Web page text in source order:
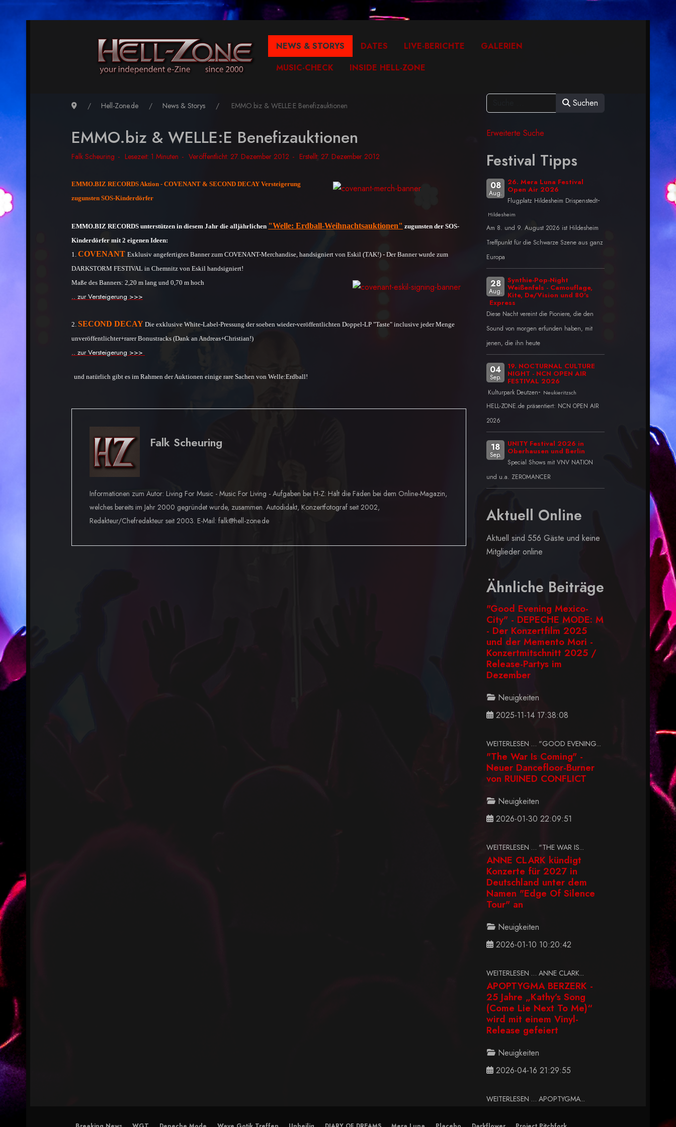
NEWS & STORYS DATES LIVE-BERICHTE
GALERIEN
MUSIC-CHECK
INSIDE HELL-ZONE
Hell-Zone.de News & Storys EMMO.biz & WELLE:E Benefizauktionen
EMMO.biz & WELLE:E Benefizauktionen
Falk Scheuring Lesezeit: 1 Minuten Veröffentlicht: 27. Dezember 2012 Erstellt: 27. Dezember 2012
EMMO.BIZ RECORDS Aktion - COVENANT & SECOND DECAY Versteigerung
zugunsten SOS-Kinderdörfer
EMMO.BIZ RECORDS unterstützen in diesem Jahr die alljährlichen "Welle: Erdball-Weihnachtsauktionen" zugunsten der SOS-
Kinderdörfer mit 2 eigenen Ideen:
1. COVENANT Exklusiv angefertigtes Banner zum COVENANT-Merchandise, handsigniert von Eskil (TAK!) - Der Banner wurde zum
DARKSTORM FESTIVAL in Chemnitz von Eskil handsigniert!
Maße des Banners: 2,20 m lang und 0,70 m hoch
.. zur Versteigerung >>>
2. SECOND DECAY Die exklusive White-Label-Pressung der soeben wieder-veröffentlichten Doppel-LP "Taste" inclusive jeder Menge
unveröffentlichter+rarer Bonustracks (Dank an Andreas+Christian!)
.. zur Versteigerung >>>
und natürlich gibt es im Rahmen der Auktionen einige rare Sachen von Welle:Erdball!
Falk Scheuring
Informationen zum Autor: Living For Music - Music For Living - Aufgaben bei H-Z: Hält die Fäden bei dem Online-Magazin,
welches bereits im Jahr 2000 gegründet wurde, zusammen. Autodidakt, Konzertfotograf seit 2002,
Redakteur/Chefredakteur seit 2003. E-Mail: falk@hell-zone.de
Suchen
Erweiterte Suche
Festival Tipps
08
Aug.
26. Mera Luna Festival
Open Air 2026
Flugplatz Hildesheim Drispenstedt-
Hildesheim
Am 8. und 9. August 2026 ist Hildesheim
Treffpunkt für die Schwarze Szene aus ganz
Europa
28
Aug.
Synthie-Pop-Night
Weißenfels - Camouflage,
Kite, De/Vision und 80's
Express
Diese Nacht vereint die Pioniere, die den
Sound von morgen erfunden haben, mit
jenen, die ihn heute
04
Sep.
19. NOCTURNAL CULTURE
NIGHT - NCN OPEN AIR
FESTIVAL 2026
Kulturpark Deutzen- Neukieritzsch
HELL-ZONE.de präsentiert: NCN OPEN AIR
2026
18
Sep.
UNITY Festival 2026 in
Oberhausen und Berlin
Special Shows mit VNV NATION
und u.a. ZEROMANCER
Aktuell Online
Aktuell sind 556 Gäste und keine
Mitglieder online
Ähnliche Beiträge
"Good Evening Mexico-
City" - DEPECHE MODE: M
- Der Konzertfilm 2025
und der Memento Mori -
Konzertmitschnitt 2025 /
Release-Partys im
Dezember
Neuigkeiten
2025-11-14 17:38:08
WEITERLESEN … "GOOD EVENING...
"The War Is Coming" -
Neuer Dancefloor-Burner
von RUINED CONFLICT
Neuigkeiten
2026-01-30 22:09:51
WEITERLESEN … "THE WAR IS...
ANNE CLARK kündigt
Konzerte für 2027 in
Deutschland unter dem
Namen "Edge Of Silence
Tour" an
Neuigkeiten
2026-01-10 10:20:42
WEITERLESEN … ANNE CLARK...
APOPTYGMA BERZERK -
25 Jahre „Kathy’s Song
(Come Lie Next To Me)“
wird mit einem Vinyl-
Release gefeiert
Neuigkeiten
2026-04-16 21:29:55
WEITERLESEN … APOPTYGMA...